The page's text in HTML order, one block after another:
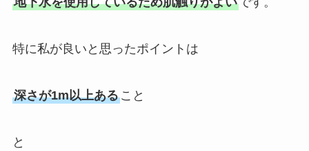
特に私が良いと思ったポイントは
深さが1m以上あること
と